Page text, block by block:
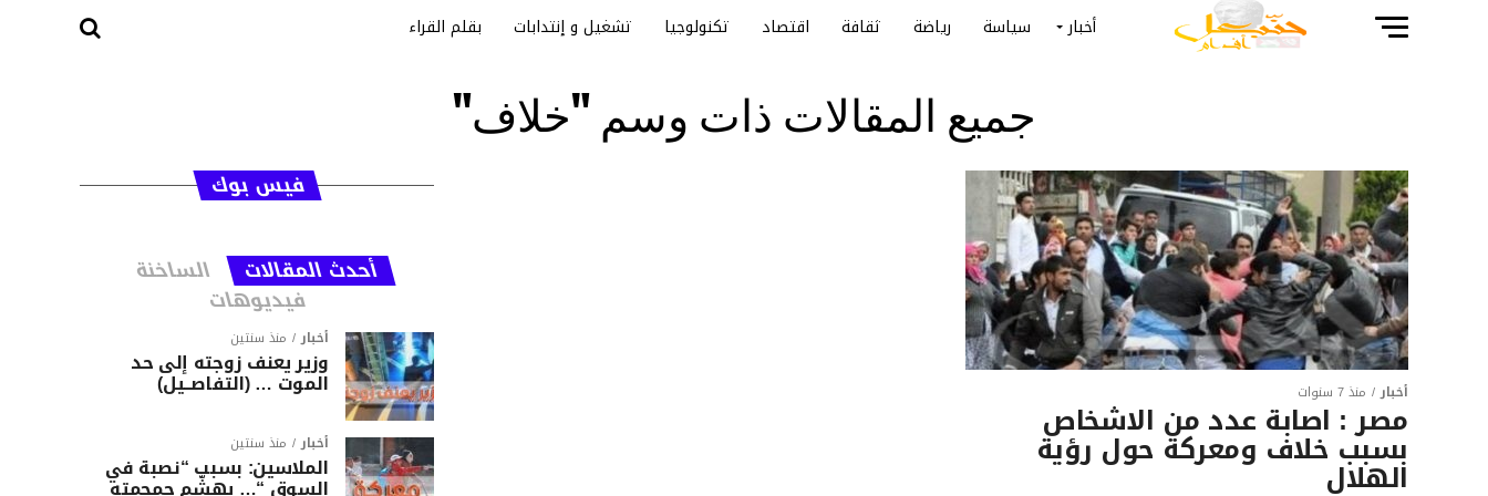
أخبار سياسة رياضة ثقافة اقتصاد تكنولوجيا تشغيل و إنتدابات بقلم القراء
جميع المقالات ذات وسم "خلاف"
أخبار منذ 7 سنوات
مصر : اصابة عدد من الاشخاص
بسبب خلاف ومعركة حول رؤية
الهلال
فيس بوك
أحدث المقالات الساخنة
فيديوهات
أخبار منذ سنتين
وزير يعنف زوجته إلى حد
الموت … (التفاصــيل)
أخبار منذ سنتين
الملاسين: بسبب “نصبة في
السوق “… يهشّم جمجمته